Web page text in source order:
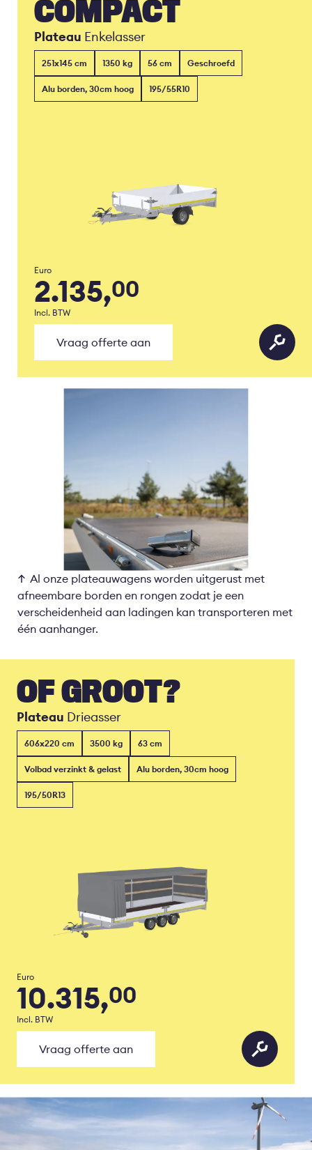
Al onze plateauwagens worden uitgerust met
afneembare borden en rongen zodat je een
verscheidenheid aan ladingen kan transporteren met
één aanhanger.
COMPACT
Plateau Enkelasser
251x145 cm 1350 kg 56 cm Geschroefd
Alu borden, 30cm hoog 195/55R10
Euro
2.135,00
Incl. BTW
Vraag offerte aan
OF GROOT?
Plateau Drieasser
606x220 cm 3500 kg 63 cm
Volbad verzinkt & gelast Alu borden, 30cm hoog
195/50R13
Euro
10.315,00
Incl. BTW
Vraag offerte aan